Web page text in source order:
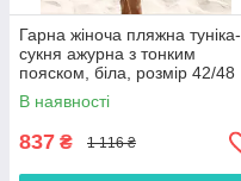
Гарна жіноча пляжна туніка-
сукня ажурна з тонким
пояском, біла, розмір 42/48
В наявності
837 ₴ 1 116 ₴